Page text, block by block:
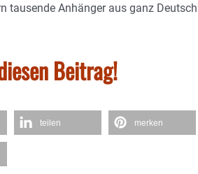
tausende Anhänger aus ganz
Beitrag!
teilen merken